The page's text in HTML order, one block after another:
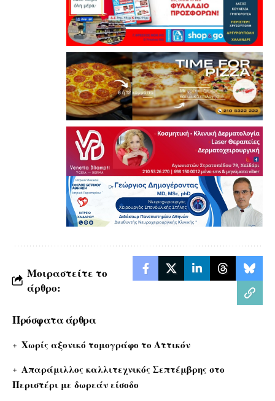
Μοιραστείτε το
άρθρο:
Πρόσφατα άρθρα
Χωρίς αξονικό τομογράφο το Αττικόν
Απαράμιλλος καλλιτεχνικός Σεπτέμβρης στο
Περιστέρι με δωρεάν είσοδο